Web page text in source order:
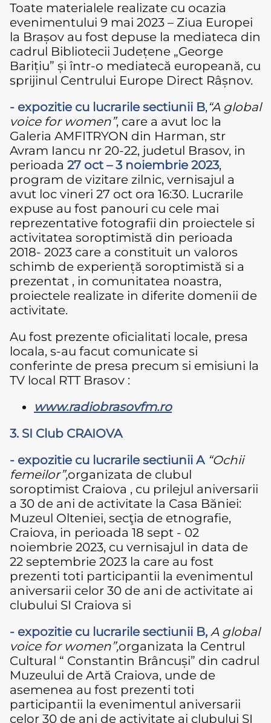
Toate materialele realizate cu ocazia
evenimentului 9 mai 2023 – Ziua Europei
la Brașov au fost depuse la mediateca din
cadrul Bibliotecii Județene „George
Barițiu” și într-o mediatecă europeană, cu
sprijinul Centrului Europe Direct Râșnov.
- expozitie cu lucrarile sectiunii B,“A global
voice for women”, care a avut loc la
Galeria AMFITRYON din Harman, str
Avram Iancu nr 20-22, judetul Brasov, in
perioada 27 oct – 3 noiembrie 2023,
program de vizitare zilnic, vernisajul a
avut loc vineri 27 oct ora 16:30. Lucrarile
expuse au fost panouri cu cele mai
reprezentative fotografii din proiectele si
activitatea soroptimistă din perioada
2018- 2023 care a constituit un valoros
schimb de experiență soroptimistă si a
prezentat , in comunitatea noastra,
proiectele realizate in diferite domenii de
activitate.
Au fost prezente oficialitati locale, presa
locala, s-au facut comunicate si
conferinte de presa precum si emisiuni la
TV local RTT Brasov :
www.radiobrasovfm.ro
3. SI Club CRAIOVA
- expozitie cu lucrarile sectiunii A “Ochii
femeilor”,organizata de clubul
soroptimist Craiova , cu prilejul aniversarii
a 30 de ani de activitate la Casa Băniei:
Muzeul Olteniei, secţia de etnografie,
Craiova, in perioada 18 sept - 02
noiembrie 2023, cu vernisajul in data de
22 septembrie 2023 la care au fost
prezenti toti participantii la evenimentul
aniversarii celor 30 de ani de activitate ai
clubului SI Craiova si
- expozitie cu lucrarile sectiunii B, A global
voice for women”,organizata la Centrul
Cultural “ Constantin Brâncuși” din cadrul
Muzeului de Artă Craiova, unde de
asemenea au fost prezenti toti
participantii la evenimentul aniversarii
celor 30 de ani de activitate ai clubului SI